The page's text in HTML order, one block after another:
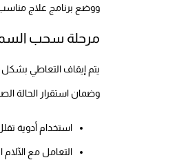
ووضع برنامج علاج
مرحلة سحب
يتم إيقاف التعاطي
وضمان استقرار الحالة
استخدام أدوية
التعامل مع